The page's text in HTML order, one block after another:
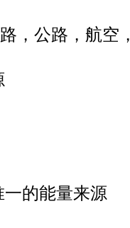
公路，航空
的能量来源